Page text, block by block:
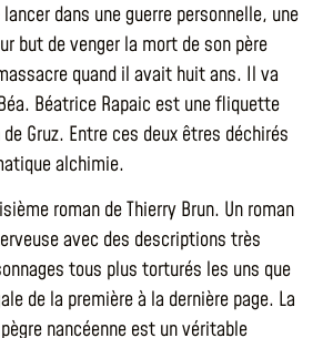
dans une guerre personnelle, une
but de venger la mort de son père
quand il avait huit ans. Il va
Béatrice Rapaic est une fliquette
Gruz. Entre ces deux êtres déchirés
alchimie.
roman de Thierry Brun. Un roman
avec des descriptions très
tous plus torturés les uns que
de la première à la dernière page. La
nancéenne est un véritable